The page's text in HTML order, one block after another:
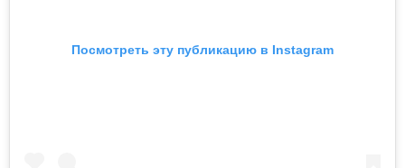
Посмотреть эту публикацию в Instagram